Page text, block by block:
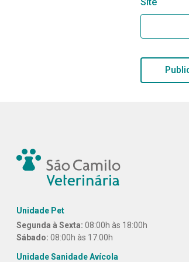
Unidade Pet
Segunda à Sexta: 08:00h às 18:00h
Sábado: 08:00h às 17:00h
Unidade Sanidade Avícola